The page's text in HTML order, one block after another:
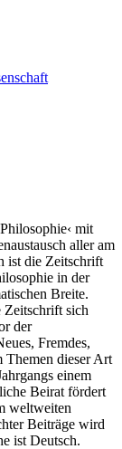
mit
aller am
ist die Zeitschrift
in der
Breite.
Zeitschrift sich
der
Fremdes,
Themen dieser Art
einem
Beirat fördert
weltweiten
Beiträge wird
ist Deutsch.